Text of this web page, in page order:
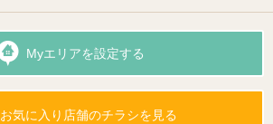
Myエリアを設定する
お気に入り店舗のチラシを見る